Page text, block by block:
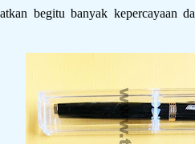
begitu banyak kepercayaan